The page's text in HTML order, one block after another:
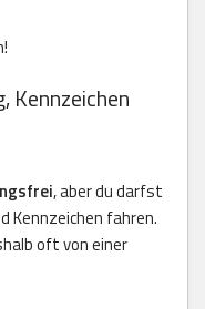
Kennzeichen
, aber du darfst
Kennzeichen fahren.
oft von einer